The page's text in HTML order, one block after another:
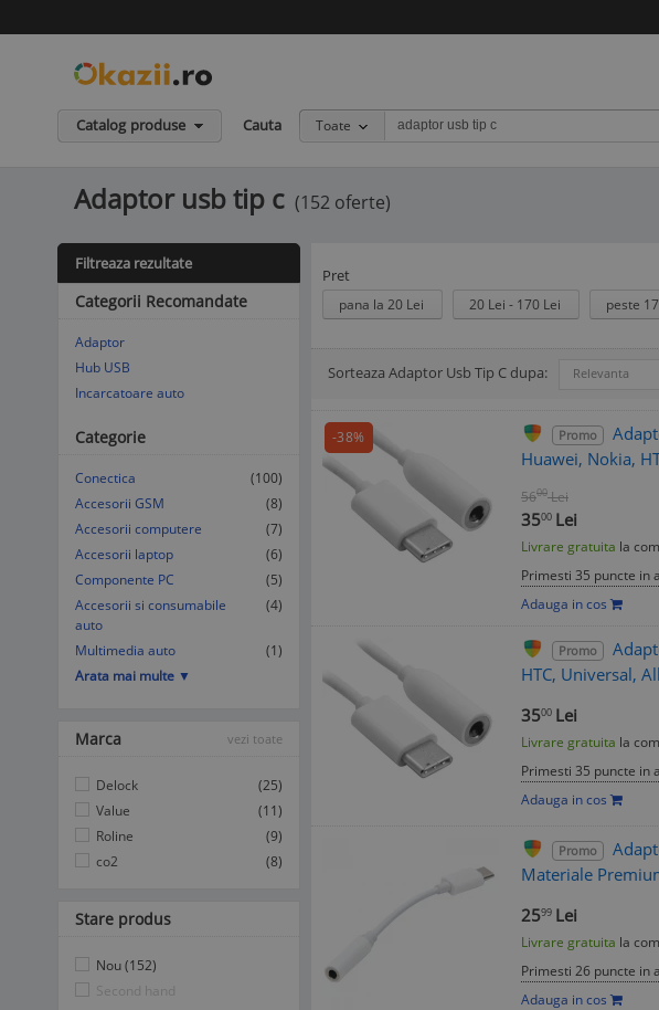
Catalog produse Cauta Toate
Adaptor usb tip c (152 oferte)
Pret
pana la 20 Lei 20 Lei - 170 Lei peste
Sorteaza Adaptor Usb Tip C dupa: Relevanta
Afisare Lista
Afisare galerie
-38% Promo
Huawei, Nokia,
5600 Lei
3500 Lei
Livrare gratuita la
Primesti 35 puncte in
Adauga in cos
Promo
HTC, Universal,
3500 Lei
Livrare gratuita la
Primesti 35 puncte in
Adauga in cos
Promo
Materiale
2599 Lei
Livrare gratuita la
Primesti 26 puncte in
Adauga in cos
Filtreaza rezultate
Categorii Recomandate
Adaptor
Hub USB
Incarcatoare auto
Categorie
Conectica
(100)
Accesorii GSM
(8)
Accesorii computere
(7)
Accesorii laptop
(6)
Componente PC
(5)
Accesorii si consumabile
auto
(4)
Multimedia auto
(1)
Arata mai multe ▼
Marca vezi toate
Delock
(25)
Value
(11)
Roline
(9)
co2
(8)
Stare produs
Nou (152)
Second hand